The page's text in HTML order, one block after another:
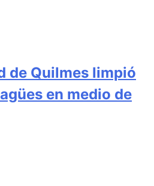
de Quilmes limpió
en medio de